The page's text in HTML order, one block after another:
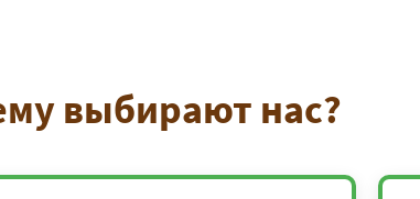
выбирают нас?